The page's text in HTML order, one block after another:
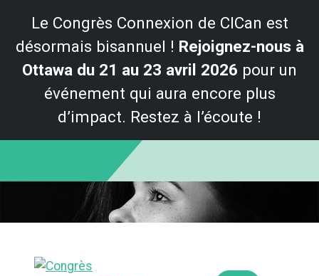
Le Congrès Connexion de CICan est
désormais bisannuel ! Rejoignez-nous à
Ottawa du 21 au 23 avril 2026 pour un
événement qui aura encore plus
d’impact. Restez à l’écoute !
content